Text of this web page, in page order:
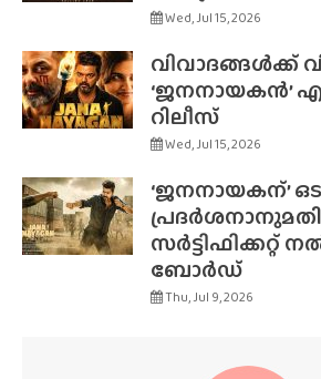
Wed, Jul 15, 2026
വിവാദങ്ങൾക്ക്
‘ജനനായകൻ’
റിലീസ്
Wed, Jul 15, 2026
‘ജനനായകന്’
പ്രദർശനാനുമതി;
ബോർഡ്
Thu, Jul 9, 2026